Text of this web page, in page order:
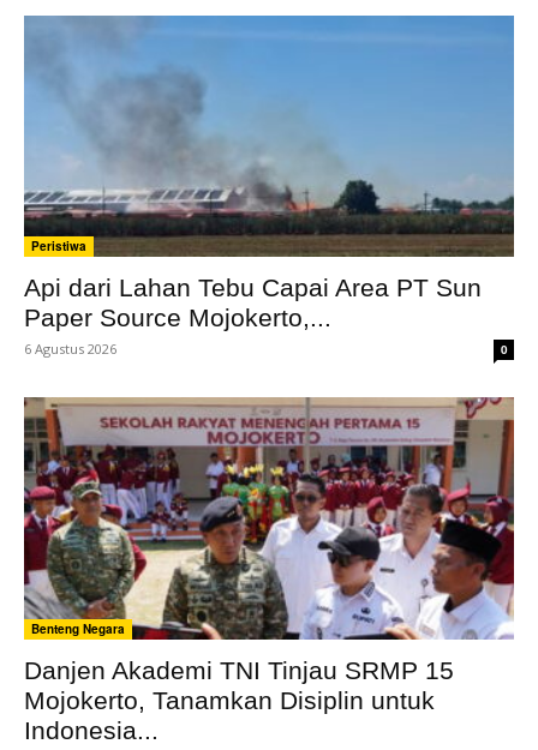
Peristiwa
Api dari Lahan Tebu Capai Area PT Sun
Paper Source Mojokerto,...
6 Agustus 2026 0
Benteng Negara
Danjen Akademi TNI Tinjau SRMP 15
Mojokerto, Tanamkan Disiplin untuk
Indonesia...